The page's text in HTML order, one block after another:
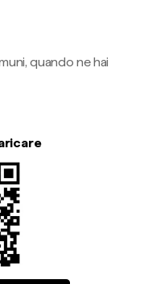
quando ne hai